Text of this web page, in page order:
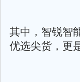
其中，智锐智
优选尖货，更